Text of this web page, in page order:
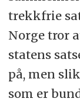
trekkfrie
Norge tror
statens
på, men
som er